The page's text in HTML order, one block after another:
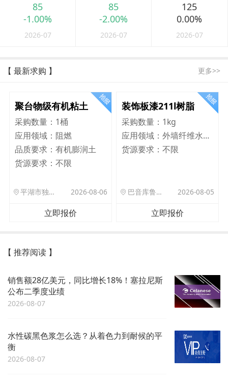
85
-1.00%
2026-07
85
-2.00%
2026-07
125
0.00%
2026-07
【 最新求购 】 更多>>
聚台物级有机粘土
采购数量： 1桶
应用领域： 阻燃
品质要求： 有机膨润土
货源要求： 不限
平湖市独山港镇集港路 589 号 2026-08-06
立即报价
装饰板漆211l树脂
采购数量： 1kg
应用领域：
外墙纤维水泥板
货源要求：不限
巴音库鲁提镇,托帕口岸六号库房 2026-08-05
立即报价
【 推荐阅读 】
销售额28亿美元，同比增长18%！塞拉尼斯
公布二季度业绩
2026-08-07
水性碳黑色浆怎么选？从着色力到耐候的平
衡
2026-08-07